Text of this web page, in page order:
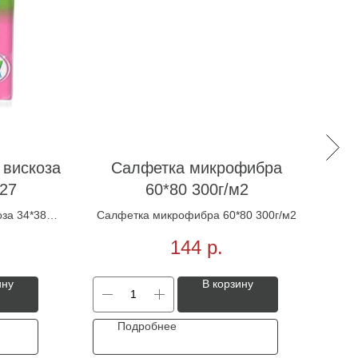
34*38
Салфетка микрофибра
60*80 300г/м2
Салфетка микрофибра 60*80 300г/м2
144 р.
В корзину
Подробнее